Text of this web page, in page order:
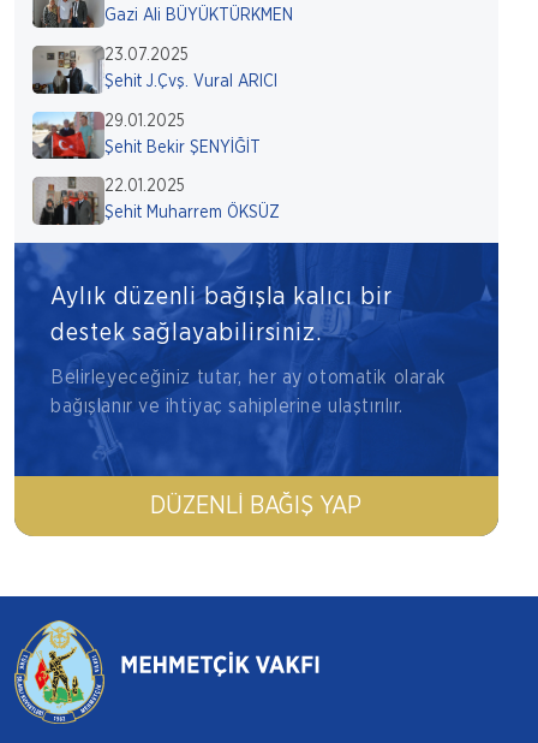
Gazi Ali BÜYÜKTÜRKMEN
23.07.2025
Şehit J.Çvş. Vural ARICI
29.01.2025
Şehit Bekir ŞENYİĞİT
22.01.2025
Şehit Muharrem ÖKSÜZ
Aylık düzenli bağışla kalıcı bir
destek sağlayabilirsiniz.
Belirleyeceğiniz tutar, her ay otomatik olarak
bağışlanır ve ihtiyaç sahiplerine ulaştırılır.
DÜZENLI BAĞIŞ YAP